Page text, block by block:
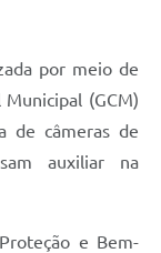
por meio de
(GCM)
de câmeras de
auxiliar na
e Bem-